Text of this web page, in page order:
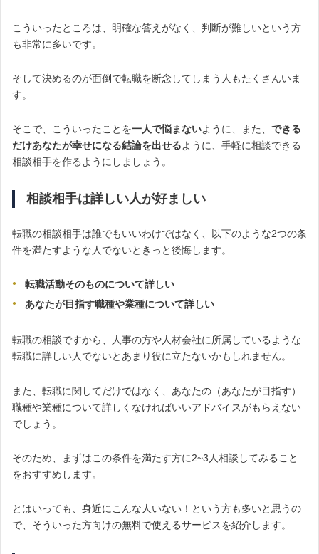
こういったところは、明確な答えがなく、判断が難しいという方
も非常に多いです。
そして決めるのが面倒で転職を断念してしまう人もたくさんいま
す。
そこで、こういったことを一人で悩まないように、また、 できる
だけあなたが幸せになる結論を出せるように、手軽に相談できる
相談相手を作るようにしましょう。
相談相手は詳しい人が好ましい
転職の相談相手は誰でもいいわけではなく、以下のような2つの条
件を満たすような人でないときっと後悔します。
転職活動そのものについて詳しい
あなたが目指す職種や業種について詳しい
転職の相談ですから、人事の方や人材会社に所属しているような
転職に詳しい人でないとあまり役に立たないかもしれません。
また、転職に関してだけではなく、あなたの（あなたが目指す）
職種や業種について詳しくなければいいアドバイスがもらえない
でしょう。
そのため、まずはこの条件を満たす方に2~3人相談してみること
をおすすめします。
とはいっても、身近にこんな人いない！という方も多いと思うの
で、そういった方向けの無料で使えるサービスを紹介します。